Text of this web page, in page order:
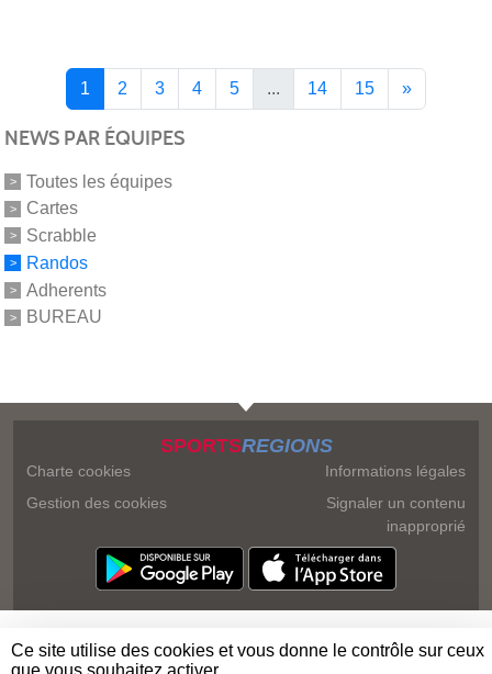
1 2 3 4 5 ... 14 15 »
NEWS PAR ÉQUIPES
Toutes les équipes
Cartes
Scrabble
Randos
Adherents
BUREAU
SPORTSREGIONS
Charte cookies
Gestion des cookies
Informations légales
Signaler un contenu
inapproprié
Ce site utilise des cookies et vous donne le contrôle sur ceux
que vous souhaitez activer